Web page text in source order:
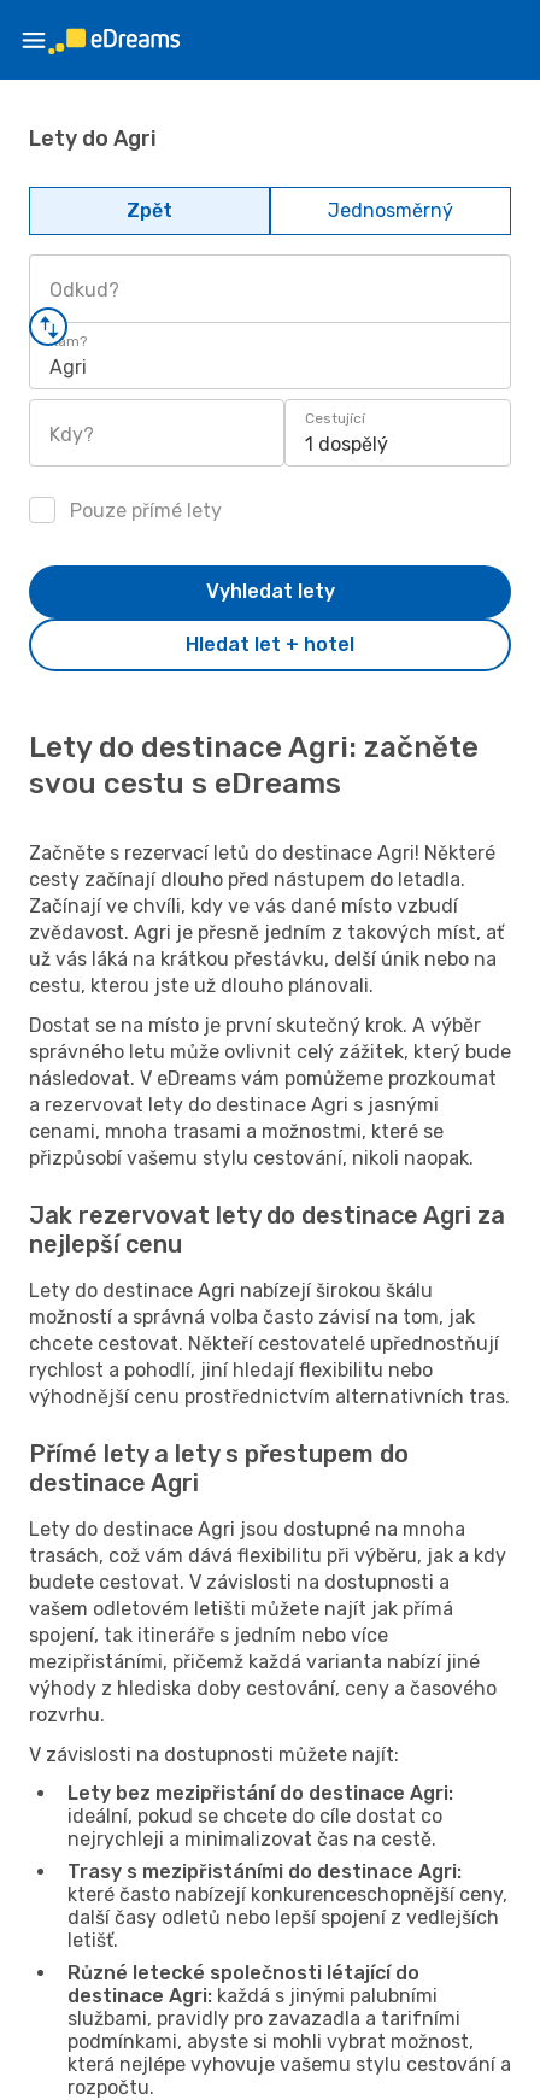
Lety do Agri
Zpět Jednosměrný
Odkud?
Kam?
Agri
Kdy?
Cestující
1 dospělý
Pouze přímé lety
Hledat let + hotel
Vyhledat lety
Lety do destinace Agri: začněte
svou cestu s eDreams
Začněte s rezervací letů do destinace Agri! Některé
cesty začínají dlouho před nástupem do letadla.
Začínají ve chvíli, kdy ve vás dané místo vzbudí
zvědavost. Agri je přesně jedním z takových míst, ať
už vás láká na krátkou přestávku, delší únik nebo na
cestu, kterou jste už dlouho plánovali.
Dostat se na místo je první skutečný krok. A výběr
správného letu může ovlivnit celý zážitek, který bude
následovat. V eDreams vám pomůžeme prozkoumat
a rezervovat lety do destinace Agri s jasnými
cenami, mnoha trasami a možnostmi, které se
přizpůsobí vašemu stylu cestování, nikoli naopak.
Jak rezervovat lety do destinace Agri za
nejlepší cenu
Lety do destinace Agri nabízejí širokou škálu
možností a správná volba často závisí na tom, jak
chcete cestovat. Někteří cestovatelé upřednostňují
rychlost a pohodlí, jiní hledají flexibilitu nebo
výhodnější cenu prostřednictvím alternativních tras.
Přímé lety a lety s přestupem do
destinace Agri
Lety do destinace Agri jsou dostupné na mnoha
trasách, což vám dává flexibilitu při výběru, jak a kdy
budete cestovat. V závislosti na dostupnosti a
vašem odletovém letišti můžete najít jak přímá
spojení, tak itineráře s jedním nebo více
mezipřistáními, přičemž každá varianta nabízí jiné
výhody z hlediska doby cestování, ceny a časového
rozvrhu.
V závislosti na dostupnosti můžete najít:
Lety bez mezipřistání do destinace Agri:
ideální, pokud se chcete do cíle dostat co
nejrychleji a minimalizovat čas na cestě.
Trasy s mezipřistáními do destinace Agri:
které často nabízejí konkurenceschopnější ceny,
další časy odletů nebo lepší spojení z vedlejších
letišť.
Různé letecké společnosti létající do
destinace Agri: každá s jinými palubními
službami, pravidly pro zavazadla a tarifními
podmínkami, abyste si mohli vybrat možnost,
která nejlépe vyhovuje vašemu stylu cestování a
rozpočtu.